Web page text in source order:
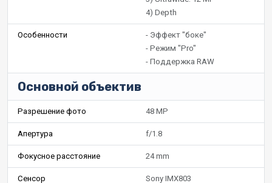
4) Depth
Особенности
- Эффект "боке"
- Режим "Pro"
- Поддержка RAW
Основной объектив
Разрешение фото 48 MP
Апертура f/1.8
Фокусное расстояние 24 mm
Сенсор Sony IMX803